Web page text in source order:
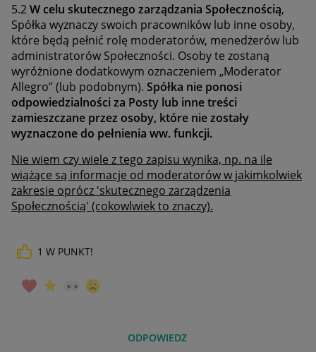
5.2W celu skutecznego zarządzania Społecznością,
Spółka wyznaczy swoich pracowników lub inne osoby,
które będą pełnić rolę moderatorów, menedżerów lub
administratorów Społeczności. Osoby te zostaną
wyróżnione dodatkowym oznaczeniem „Moderator
Allegro” (lub podobnym). Spółka nie ponosi
odpowiedzialności za Posty lub inne treści
zamieszczane przez osoby, które nie zostały
wyznaczone do pełnienia ww. funkcji.
Nie wiem czy wiele z tego zapisu wynika, np. na ile
wiążące są informacje od moderatorów w jakimkolwiek
zakresie oprócz 'skutecznego zarządzenia
Społecznością' (cokowlwiek to znaczy).
1 W PUNKT!
ODPOWIEDZ